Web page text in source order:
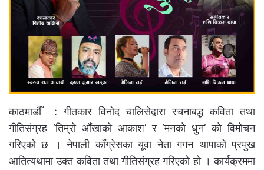
काठमाडौँ : गीतकार विनोद चालिसेद्वारा रचनाबद्ध कविता तथा
गीतिसंग्रह ‘तिम्रो आँखाको आकाश’ र ‘मनको धुन’ को विमोचन
गरिएको छ । नेपाली काँग्रेसका यूवा नेता गगन थापाको प्रमुख
आतित्यथामा उक्त कविता तथा गीतिसंग्रह गरिएको हो । कार्यक्रममा